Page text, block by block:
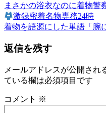
き
も
の
か
ゆ
か
の
投
稿
ナ
ビ
ゲ
シ
前
の
記
まさかの浴衣なのに着物警
激録密着名物専務24時
次
記
着物を語源にした単語「腕
返信を残す
メールアドレスが公開され
ている欄は必須項目です
コメント ※